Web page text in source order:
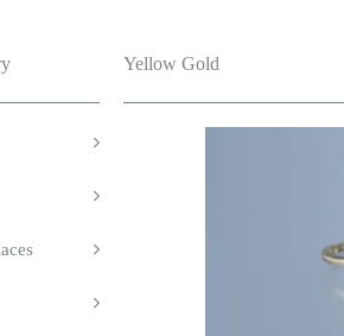
Yellow Gold